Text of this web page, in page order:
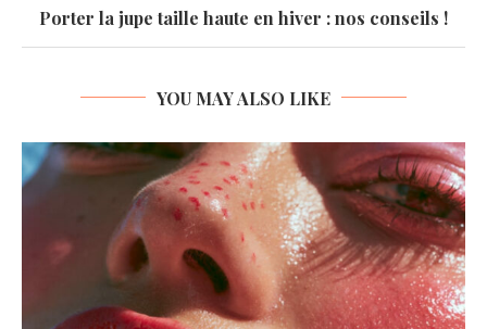
Porter la jupe taille haute en hiver : nos conseils !
YOU MAY ALSO LIKE